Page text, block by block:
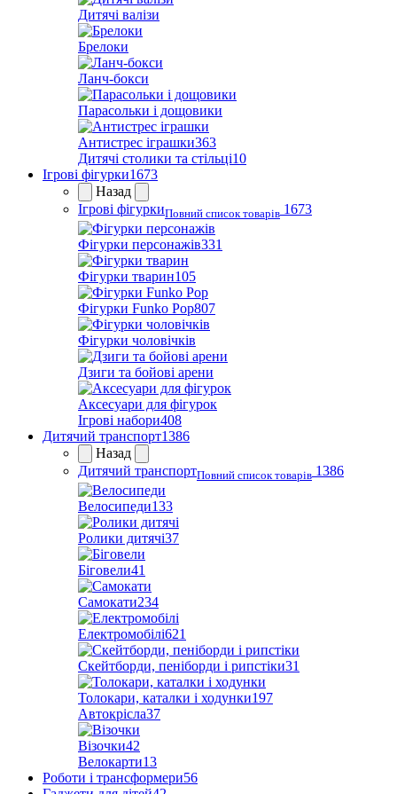
Дитячі валізи
Брелоки
Ланч-бокси
Парасольки і дощовики
Антистрес іграшки363
Дитячі столики та стільці10
Ігрові фігурки1673
Назад
Ігрові фігуркиПовний список товарів 1673
Фігурки персонажів331
Фігурки тварин105
Фігурки Funko Pop807
Фігурки чоловічків
Дзиги та бойові арени
Аксесуари для фігурок
Ігрові набори408
Дитячий транспорт1386
Назад
Дитячий транспортПовний список товарів 1386
Велосипеди133
Ролики дитячі37
Біговели41
Самокати234
Електромобілі621
Скейтборди, пеніборди і рипстіки31
Толокари, каталки і ходунки197
Автокрісла37
Візочки42
Велокарти13
Роботи і трансформери56